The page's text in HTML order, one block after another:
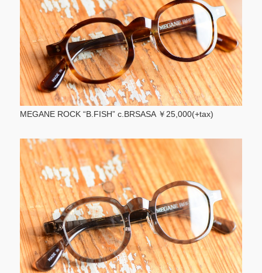
MEGANE ROCK “B.FISH” c.BRSASA ￥25,000(+tax)